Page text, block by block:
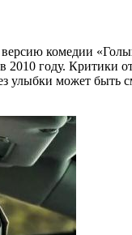
комедии
году. Критики
улыбки может